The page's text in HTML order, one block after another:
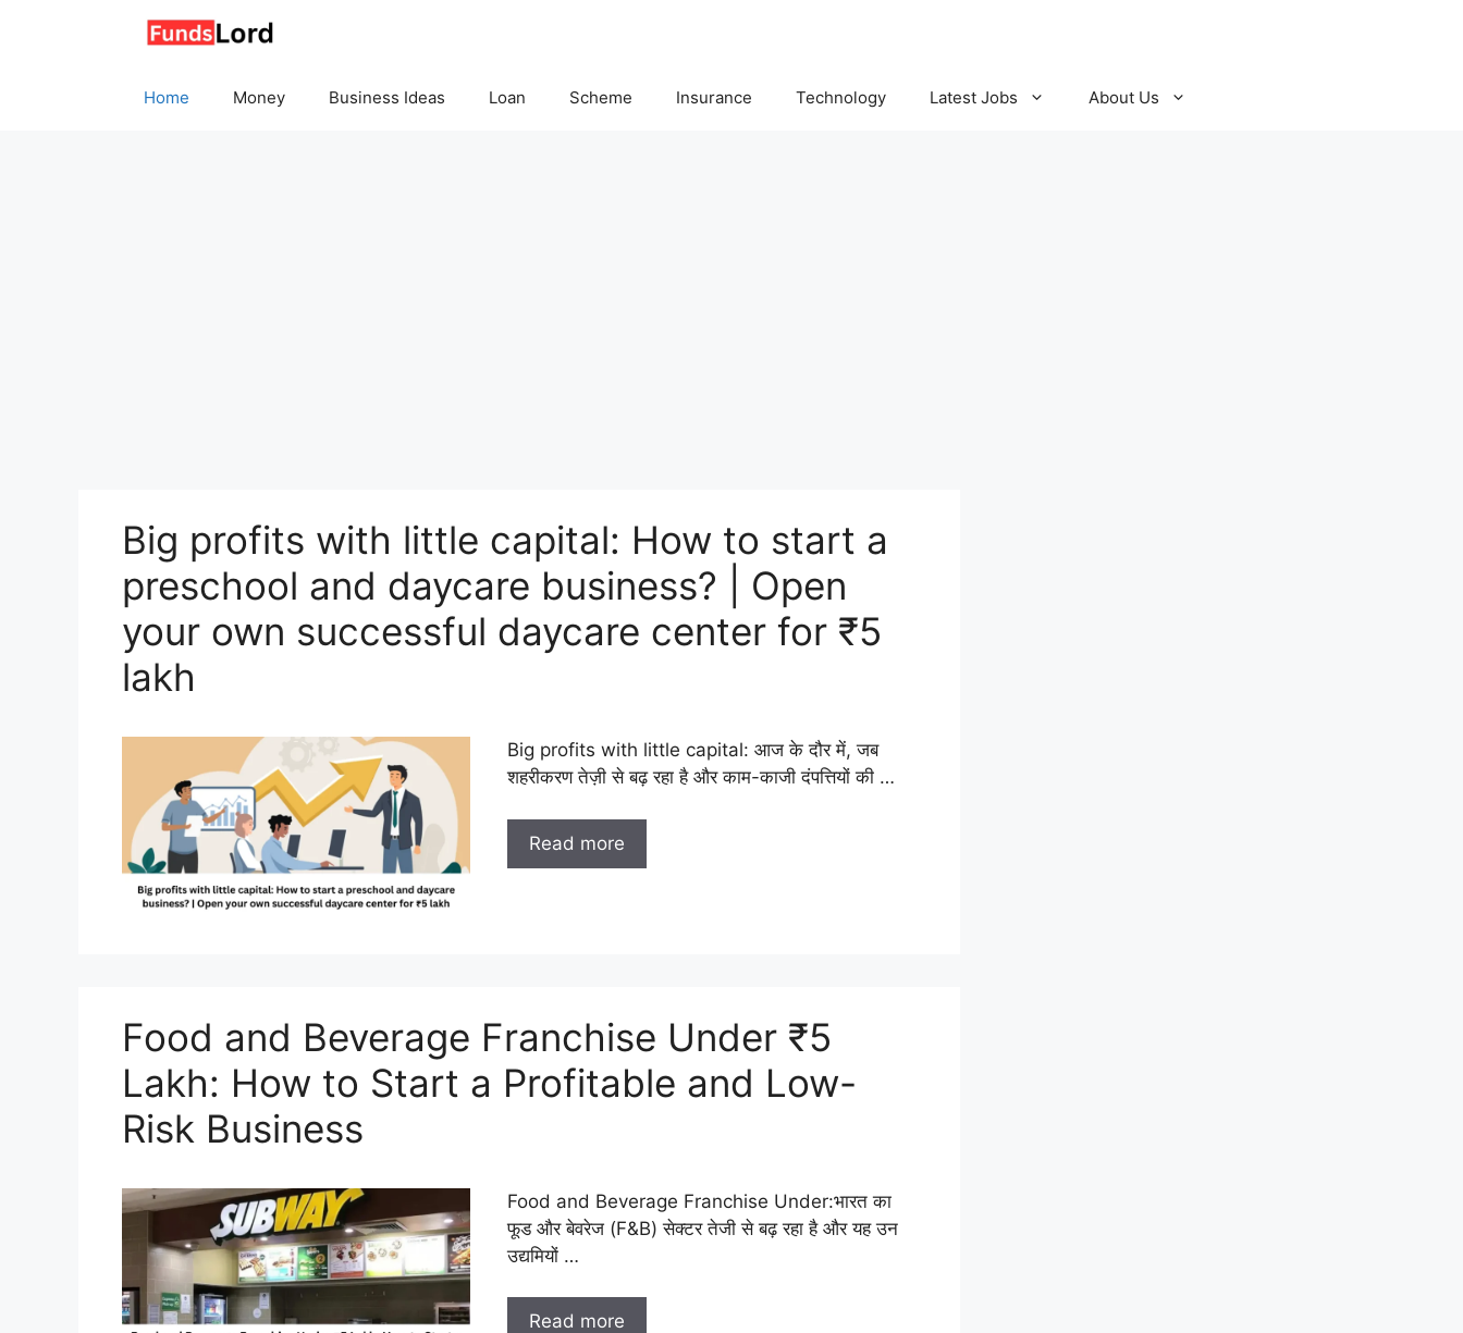
Home Money Business Ideas Loan Scheme Insurance Technology Latest Jobs About Us
Big profits with little capital: How to start a
preschool and daycare business? | Open
your own successful daycare center for ₹5
lakh
Big profits with little capital: आज के दौर में, जब
शहरीकरण तेज़ी से बढ़ रहा है और काम-काजी दंपत्तियों की …
Read more
Food and Beverage Franchise Under ₹5
Lakh: How to Start a Profitable and Low-
Risk Business
Food and Beverage Franchise Under:भारत का
फूड और बेवरेज (F&B) सेक्टर तेजी से बढ़ रहा है और यह उन
उद्यमियों …
Read more